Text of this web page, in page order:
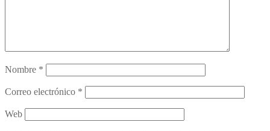
Nombre *
Correo electrónico *
Web